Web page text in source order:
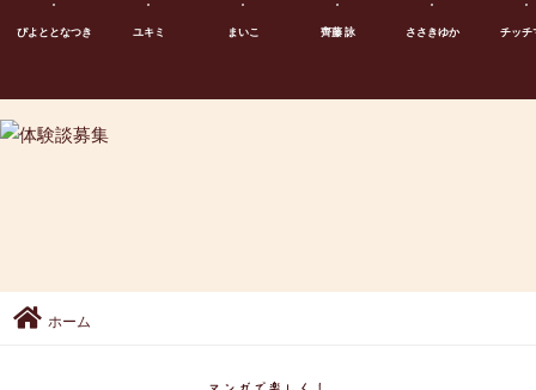
ぴよととなつき ユキミ まいこ 齊藤 詠 ささきゆか チッチ
ホーム